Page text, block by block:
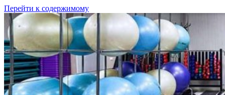
Перейти к содержимому